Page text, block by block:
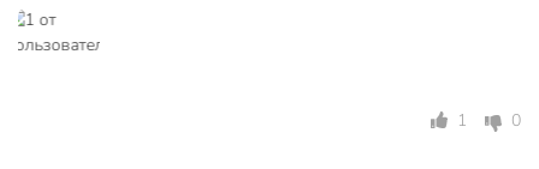
Материал
1 0